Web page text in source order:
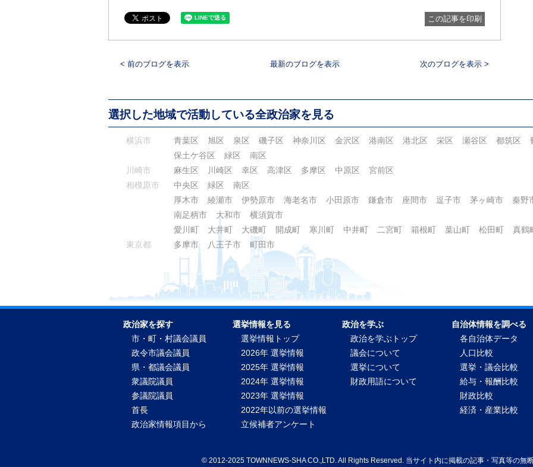
この記事を印刷
< 前のブログを表示 最新のブログを表示 次のブログを表示 >
選択した地域で活動している全政治家を見る
横浜市 青葉区 旭区 泉区 磯子区 神奈川区 金沢区 港南区 港北区 栄区 瀬谷区 都筑区
保土ケ谷区
緑区
南区
川崎市
麻生区 川崎区 幸区 高津区 多摩区 中原区
宮前区
相模原市
中央区 緑区
南区
厚木市
綾瀬市 伊勢原市 海老名市 小田原市 鎌倉市 座間市 逗子市 茅ヶ崎市 秦野
南足柄市
大和市
横須賀市
愛川町
大井町 大磯町 開成町 寒川町 中井町 二宮町 箱根町 葉山町 松田町 真鶴
東京都
多摩市 八王子市 町田市
政治家を探す
市・町・村議会議員
政令市議会議員
県・都議会議員
衆議院議員
参議院議員
首長
政治家情報項目から
選挙情報を見る
選挙情報トップ
2026年 選挙情報
2025年 選挙情報
2024年 選挙情報
2023年 選挙情報
2022年以前の選挙情報
立候補者アンケート
政治を学ぶ
政治を学ぶトップ
議会について
選挙について
財政用語について
自治体情報を調べる
各自治体データ
人口比較
選挙・議会比較
給与・報酬比較
財政比較
経済・産業比較
©2012-2025 TOWNNEWS-SHA CO.,LTD. All Rights Reserved. 当サイト内に掲載の記事・写真等の無